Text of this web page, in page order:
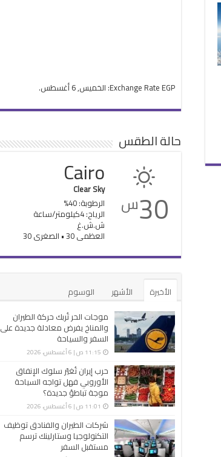
Exchange Rate EGP : الخميس, 6 أغسطس.
حالة الطقس
30س
Cairo
Clear Sky
الرطوبة: 40%
الرياح: 4كيلومتر/ساعة
ش.ش.غ
العظمى 30 • الصغرى 30
الأخيرة الأشهر
الوسوم
موجات الحر تُربك حركة الطيران
والمناخ يفرض معادلة جديدة على
السفر والسياحة
11:15 ص | 6 أغسطس، 2026
حرب إيران تُغيّر سلوك الإنفاق
الأوروبي فهل تواجه السياحة
موجة تباطؤ جديدة؟
11:01 ص | 6 أغسطس، 2026
شركات الطيران والفنادق توظيف
التكنولوجيا وستارلينك ترسم
مستقبل السفر